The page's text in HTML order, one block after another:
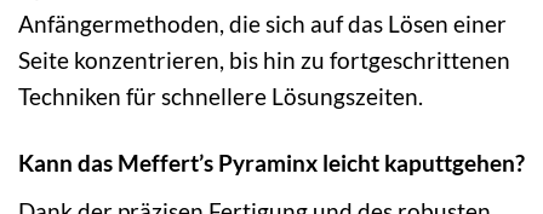
Anfängermethoden, die sich auf das Lösen einer
Seite konzentrieren, bis hin zu fortgeschrittenen
Techniken für schnellere Lösungszeiten.
Kann das Meffert’s Pyraminx leicht kaputtgehen?